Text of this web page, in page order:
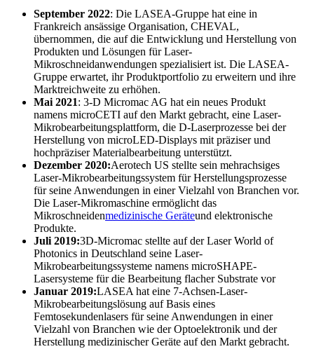
September 2022: Die LASEA-Gruppe hat eine in
Frankreich ansässige Organisation, CHEVAL,
übernommen, die auf die Entwicklung und Herstellung von
Produkten und Lösungen für Laser-
Mikroschneidanwendungen spezialisiert ist. Die LASEA-
Gruppe erwartet, ihr Produktportfolio zu erweitern und ihre
Marktreichweite zu erhöhen.
Mai 2021: 3-D Micromac AG hat ein neues Produkt
namens microCETI auf den Markt gebracht, eine Laser-
Mikrobearbeitungsplattform, die D-Laserprozesse bei der
Herstellung von microLED-Displays mit präziser und
hochpräziser Materialbearbeitung unterstützt.
Dezember 2020:Aerotech US stellte sein mehrachsiges
Laser-Mikrobearbeitungssystem für Herstellungsprozesse
für seine Anwendungen in einer Vielzahl von Branchen vor.
Die Laser-Mikromaschine ermöglicht das
Mikroschneidenmedizinische Geräteund elektronische
Produkte.
Juli 2019:3D-Micromac stellte auf der Laser World of
Photonics in Deutschland seine Laser-
Mikrobearbeitungssysteme namens microSHAPE-
Lasersysteme für die Bearbeitung flacher Substrate vor
Januar 2019:LASEA hat eine 7-Achsen-Laser-
Mikrobearbeitungslösung auf Basis eines
Femtosekundenlasers für seine Anwendungen in einer
Vielzahl von Branchen wie der Optoelektronik und der
Herstellung medizinischer Geräte auf den Markt gebracht.